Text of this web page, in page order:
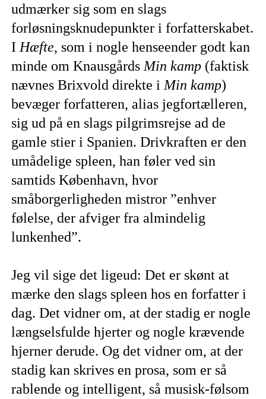
udmærker sig som en slags
forløsningsknudepunkter i forfatterskabet.
I Hæfte, som i nogle henseender godt kan
minde om Knausgårds Min kamp (faktisk
nævnes Brixvold direkte i Min kamp)
bevæger forfatteren, alias jegfortælleren,
sig ud på en slags pilgrimsrejse ad de
gamle stier i Spanien. Drivkraften er den
umådelige spleen, han føler ved sin
samtids København, hvor
småborgerligheden mistror ”enhver
følelse, der afviger fra almindelig
lunkenhed”.
Jeg vil sige det ligeud: Det er skønt at
mærke den slags spleen hos en forfatter i
dag. Det vidner om, at der stadig er nogle
længselsfulde hjerter og nogle krævende
hjerner derude. Og det vidner om, at der
stadig kan skrives en prosa, som er så
rablende og intelligent, så musisk-følsom